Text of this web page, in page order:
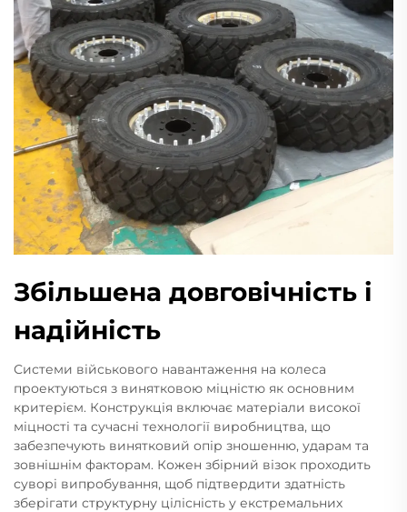
Збільшена довговічність і
надійність
Системи військового навантаження на колеса
проектуються з винятковою міцністю як основним
критерієм. Конструкція включає матеріали високої
міцності та сучасні технології виробництва, що
забезпечують винятковий опір зношенню, ударам та
зовнішнім факторам. Кожен збірний візок проходить
суворі випробування, щоб підтвердити здатність
зберігати структурну цілісність у екстремальних